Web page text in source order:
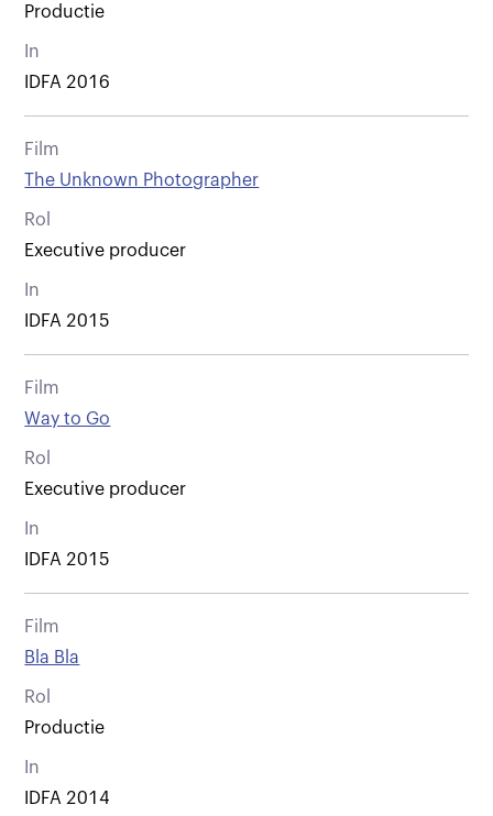
Productie
In
IDFA 2016
Film
The Unknown Photographer
Rol
Executive producer
In
IDFA 2015
Film
Way to Go
Rol
Executive producer
In
IDFA 2015
Film
Bla Bla
Rol
Productie
In
IDFA 2014